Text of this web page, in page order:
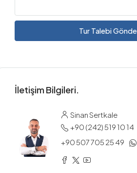
Tur Talebi
İletişim Bilgileri.
Sinan Sertkale
+90 (242) 519 10 14
+90 507 705 25 49